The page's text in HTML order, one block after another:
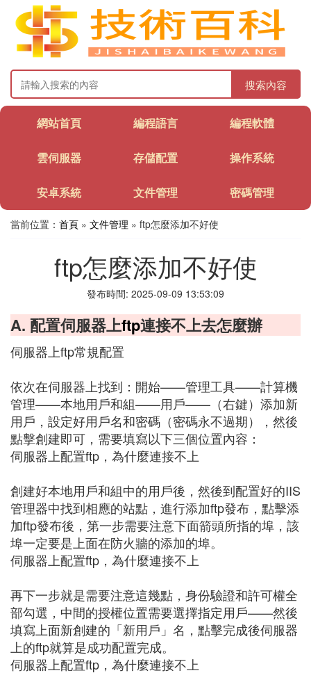
搜索內容
網站首頁 編程語言 編程軟體
雲伺服器 存儲配置 操作系統
安卓系統 文件管理 密碼管理
當前位置： 首頁 » 文件管理 » ftp怎麼添加不好使
ftp怎麼添加不好使
發布時間: 2025-09-09 13:53:09
A. 配置伺服器上ftp連接不上去怎麼辦
伺服器上ftp常規配置
依次在伺服器上找到：開始——管理工具——計算機
管理——本地用戶和組——用戶——（右鍵）添加新
用戶，設定好用戶名和密碼（密碼永不過期），然後
點擊創建即可，需要填寫以下三個位置內容：
伺服器上配置ftp，為什麼連接不上
創建好本地用戶和組中的用戶後，然後到配置好的IIS
管理器中找到相應的站點，進行添加ftp發布，點擊添
加ftp發布後，第一步需要注意下面箭頭所指的埠，該
埠一定要是上面在防火牆的添加的埠。
伺服器上配置ftp，為什麼連接不上
再下一步就是需要注意這幾點，身份驗證和許可權全
部勾選，中間的授權位置需要選擇指定用戶——然後
填寫上面新創建的「新用戶」名，點擊完成後伺服器
上的ftp就算是成功配置完成。
伺服器上配置ftp，為什麼連接不上